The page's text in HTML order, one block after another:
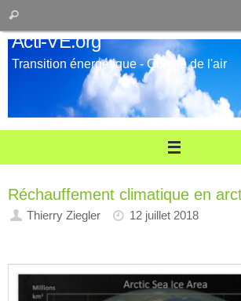
Passer
au
contenu
pour
:
Rechercher
Acti-VE.org
Transition énergétique - Qualité de l'air
Réchauffement climatique en
Thierry Ziegler 12 juillet 2018